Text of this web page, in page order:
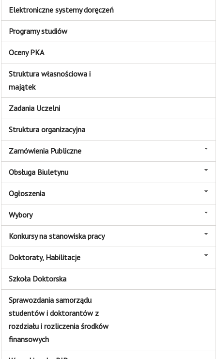
Elektroniczne systemy doręczeń
Programy studiów
Oceny PKA
Struktura własnościowa i
majątek
Zadania Uczelni
Struktura organizacyjna
Zamówienia Publiczne
Obsługa Biuletynu
Ogłoszenia
Wybory
Konkursy na stanowiska pracy
Doktoraty, Habilitacje
Szkoła Doktorska
Sprawozdania samorządu
studentów i doktorantów z
rozdziału i rozliczenia środków
finansowych